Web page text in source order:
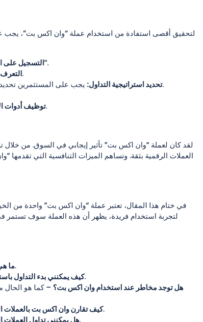
لتحقيق أقصى استفادة من استخدام عملة “وان اكس بت”، يجب
التسجيل علىيجب على المستخدمين إنشاء حساب على المنصة الخاصة بـ “وان اكس بت”.
من المهم التعرف على جميع الخصائص المتاحة في واجهة المستخدم.
تحديد استراتيجية التداول:يجب على المستثمرين تحديد استراتيجياتهم الخاصة للتداول، مثل الشراء أثناء الانخفاض وبيع عندما يرتفع السعر.
توظيف أدواتاستثمار الوقت في تعلم كيفية استخدام أدوات الأمان المتاحة لحماية حسابك.
لقد كان لعملة “وان اكس بت” تأثير إيجابي في السوق. من خلال
العملات الرقمية بثقة. وتساهم الميزات التنافسية التي تقدمها
في ختام هذا المقال، تعتبر عملة “وان اكس بت” واحدة من
لتجربة استخدام فريدة، يظهر أن هذه العملة سوف
ما– سهولة الاستخدام، رسوم تداول منخفضة، وأمان مرتفع.
كيف يمكنني بدء التداول– أنشئ حسابًا، وتعرف على المنصة، وحدد استراتيجية التداول.
هل توجد مخاطر عند استخدام وان اكس بت؟ – كما هو الحال
كيف تقارن وان اكس بت بالعملات– توفر مزايا فريدة مثل رسوم تداول منخفضة وتنوع في العملات المدعومة.
هل يمكنني تداول– لا، وان اكس بت تركز فقط على العملات الرقمية.